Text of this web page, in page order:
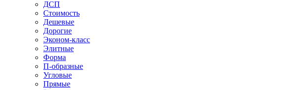
ДСП
Стоимость
Дешевые
Дорогие
Эконом-класс
Элитные
Форма
П-образные
Угловые
Прямые